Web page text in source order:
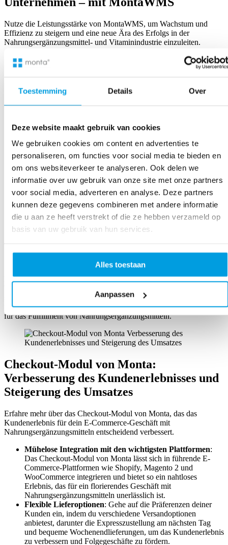
Toestemming Details Over
Deze website maakt gebruik van cookies
We gebruiken cookies om content en advertenties te
personaliseren, om functies voor social media te bieden en
om ons websiteverkeer te analyseren. Ook delen we
informatie over uw gebruik van onze site met onze partners
voor social media, adverteren en analyse. Deze partners
kunnen deze gegevens combineren met andere informatie
die u aan ze heeft verstrekt of die ze hebben verzameld op
basis van uw gebruik van hun services.
Alles toestaan
Aanpassen
Nutze die Leistungsstärke von MontaWMS, um Wachstum und
Effizienz zu steigern und eine neue Ära des Erfolgs in der
Nahrungsergänzungsmittel- und Vitaminindustrie einzuleiten.
Maßgeschneiderte Lagerkonzepte
: MontaWMS bietet
individuelle Anpassungsmöglichkeiten für Lager-Layouts, um
Anforderungen von Online-Händlern zugeschnitten sind und
eine Umgebung schaffen, die das Unternehmenswachstum
fördern.
Integration automatisierter Prozesse wie Pick-To-Light, Auto-
Store und Robotik steigert MontaWMS die betriebliche
Effizienz, beschleunigt und präzisiert Aufgaben und reduziert
so manuelle Fehler im Fulfillment.
Skalierbarkeit für die geschäftliche Expansion: Mit seiner
Skalierbarkeit unterstützt MontaWMS das
Unternehmenswachstum und passt sich an sich entwickelnde
Bedürfnisse und eine steigende Nachfrage an, ohne
Kompromisse bei Effizienz oder Servicequalität einzugehen.
Verbesserte Bestandsverwaltung und Auftragserfüllung:
Effektive Lösungen für die Bestandsverwaltung und
Auftragserfüllung sind entscheidend für die
Kundenzufriedenheit. MontaWMS sorgt für eine genaue
rationalisiert den Fulfillment-Prozess, was sich positiv auf die
Kundenerfahrung auswirkt.
Damit ist es nicht nur ein Tool, sondern Wachstumspartner für
sicher, dass du immer schnell und effizient auf Marktanforderungen
und Kundenbedürfnisse reagieren kannst und setzt neue Maßstäbe
für das Fulfillment von Nahrungsergänzungsmitteln.
Checkout-Modul von Monta:
Verbesserung des Kundenerlebnisses und
Steigerung des Umsatzes
Erfahre mehr über das Checkout-Modul von Monta, das das
Kundenerlebnis für dein E-Commerce-Geschäft mit
Nahrungsergänzungsmitteln entscheidend verbessert.
Mühelose Integration mit den wichtigsten Plattformen:
Das Checkout-Modul von Monta lässt sich in führende E-
Commerce-Plattformen wie Shopify, Magento 2 und
WooCommerce integrieren und bietet so ein nahtloses
Erlebnis, das für ein florierendes Geschäft mit
Nahrungsergänzungsmitteln unerlässlich ist.
Flexible Lieferoptionen: Gehe auf die Präferenzen deiner
Kunden ein, indem du verschiedene Versandoptionen
anbietest, darunter die Expresszustellung am nächsten Tag
und bequeme Wochenendlieferungen, um das Kundenerlebnis
zu verbessern und Folgegeschäfte zu fördern.